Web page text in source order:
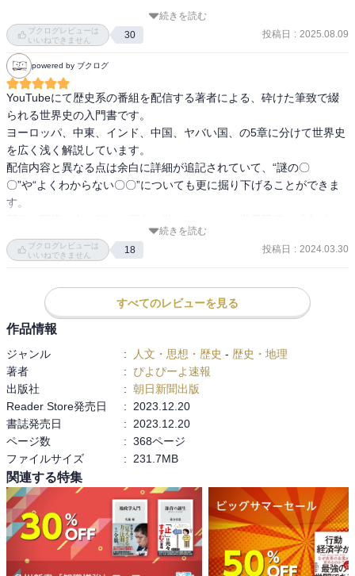
この本は、年号や細部は思い切って削ぎ落としてあり、まず歴史の
大きな流れが掴める。歴史は“時の流れ”なのだと実感できた。
さらに良かったのが地図。時代の移り変わりに合わせて版図や勢力
図が変わっていく様子を追えるので、今どこがどうなっているか、
のイメージがわきやすい。
ここを土台に他の本を重ねていけば、知識がどんどん肉付けされて
いきそう。学び直しの一步としては最適だと感じた。砕けた文章と
独特の言い回しが面白く、世界史で何度も挫折してきた人も、すで
に詳しい人も楽しく読めるはず。
しまうということは流れた血に対する冒涜である。
歴史は脳でなく骨肉で味わえ。」
続きを読む
ブクログレビューは
いいねできません
30 投稿日 : 2025.08.09
powered by ブクログ
YouTubeにて歴史系の番組を配信する著者による、砕けた筆致で綴
られる世界史の入門書です。
ヨーロッパ、中東、インド、中国、ヤバい国、の5章に分けて世界史
を広く浅く解説しています。
配信内容と異なる点は余白に詳細が追記されていて、“謎の〇
〇”や“よくわからない〇〇”についても更に掘り下げることができま
す。
イヤー強制参加イベント』、リットン調査団を『日本のヤンチャ具
合をチェックする人たち』など…その通りなのですが言葉の選び方
300ページを超える分厚さですが以上の理由で楽しくスラスラと読み
進めることができ、読了後には歴史好き（人類を客観的に眺めるこ
とができる偉い人）になれるかもしれません。
続きを読む
ブクログレビューは
いいねできません
18 投稿日 : 2024.03.30
すべてのレビューを見る
作品情報
ジャンル : 人文・思想・歴史 - 歴史・地理
著者
:
ぴよぴーよ速報
出版社
: 朝日新聞出版
Reader Store発売日
:
2023.12.20
書誌発売日
:
2023.12.20
ページ数
: 368ページ
ファイルサイズ
: 231.7MB
関連する特集